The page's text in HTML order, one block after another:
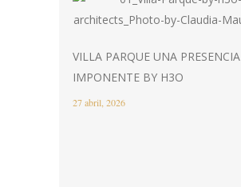
VILLA PARQUE UNA PRESENCIA
IMPONENTE BY H3O
27 abril, 2026